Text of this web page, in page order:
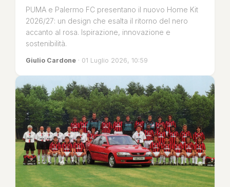
PUMA e Palermo FC presentano il nuovo Home Kit
2026/27: un design che esalta il ritorno del nero
accanto al rosa. Ispirazione, innovazione e
sostenibilità.
Giulio Cardone · 01 Luglio 2026, 10:59